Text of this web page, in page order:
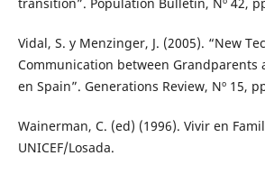
Vidal, S. y Menzinger, J. (2005). “New
Communication between Grandparents
en Spain”. Generations Review, Nº 15,
Wainerman, C. (ed) (1996). Vivir en
UNICEF/Losada.